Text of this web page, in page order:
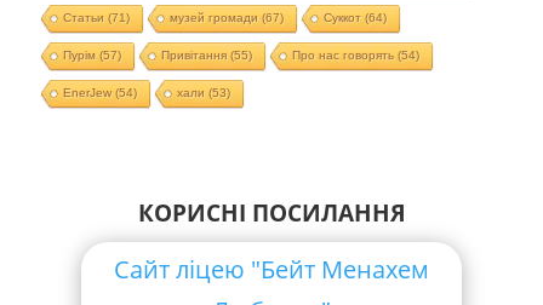
Статьи (71) музей громади (67) Суккот (64)
Пурім (57) Привітання(55) Про нас говорять (54)
EnerJew(54) хали (53)
КОРИСНІ ПОСИЛАННЯ
Сайт ліцею "Бейт Менахем